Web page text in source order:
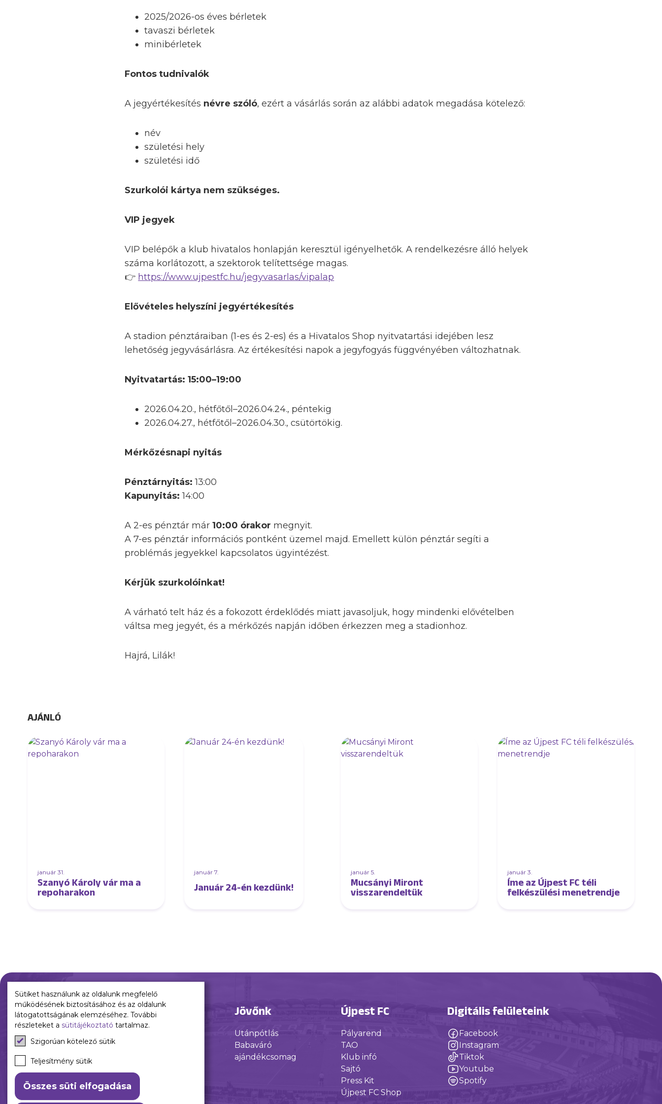
2025/2026-os éves bérletek
tavaszi bérletek
minibérletek
Fontos tudnivalók
A jegyértékesítés névre szóló, ezért a vásárlás során az alábbi adatok megadása kötelező:
név
születési hely
születési idő
Szurkolói kártya nem szükséges.
VIP jegyek
VIP belépők a klub hivatalos honlapján keresztül igényelhetők. A rendelkezésre álló helyek
száma korlátozott, a szektorok telítettsége magas.
👉 https://www.ujpestfc.hu/jegyvasarlas/vipalap
Elővételes helyszíni jegyértékesítés
A stadion pénztáraiban (1-es és 2-es) és a Hivatalos Shop nyitvatartási idejében lesz
lehetőség jegyvásárlásra. Az értékesítési napok a jegyfogyás függvényében változhatnak.
Nyitvatartás: 15:00–19:00
2026.04.20., hétfőtől–2026.04.24., péntekig
2026.04.27., hétfőtől–2026.04.30., csütörtökig.
Mérkőzésnapi nyitás
Pénztárnyitás: 13:00
Kapunyitás: 14:00
A 2-es pénztár már10:00 órakor megnyit.
A 7-es pénztár információs pontként üzemel majd. Emellett külön pénztár segíti a
problémás jegyekkel kapcsolatos ügyintézést.
Kérjük szurkolóinkat!
A várható telt ház és a fokozott érdeklődés miatt javasoljuk, hogy mindenki elővételben
váltsa meg jegyét, és a mérkőzés napján időben érkezzen meg a stadionhoz.
Hajrá, Lilák!
AJÁNLÓ
január 31.
Szanyó Károly vár ma a
repoharakon
január 7.
Január 24-én kezdünk!
január 5.
Mucsányi Miront
visszarendeltük
január 3.
Íme az Újpest FC téli
felkészülési menetrendje
Múltunk
Történelmünk
Jelenünk Jövőnk
Utánpótlás
Babaváró
ajándékcsomag
Újpest FC
Pályarend
TAO
Klub infó
Sajtó
Press Kit
Újpest FC Shop
Digitális felületeink
Facebook
Instagram
Tiktok
Youtube
Spotify
Sütiket használunk az oldalunk megfelelő
működésének biztosításához és az oldalunk
látogatottságának elemzéséhez. További
részleteket a sütitájékoztató tartalmaz.
Szigorúan kötelező sütik
Teljesítmény sütik
Összes süti elfogadása